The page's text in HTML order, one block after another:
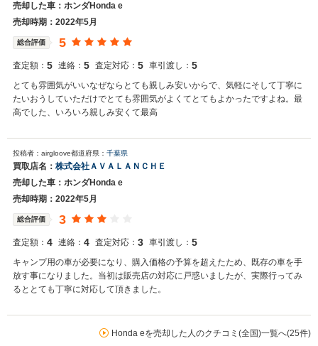
売却した車：ホンダHonda e
売却時期：2022年5月
総合評価 5
査定額： 5 連絡： 5 査定対応： 5 車引渡し： 5
とても雰囲気がいいなぜならとても親しみ安いからで、気軽にそして丁寧に
たいおうしていただけでとても雰囲気がよくてとてもよかったですよね。最
高でした、いろいろ親しみ安くて最高
投稿者：airgloove都道府県： 千葉県
買取店名： 株式会社ＡＶＡＬＡＮＣＨＥ
売却した車：ホンダHonda e
売却時期：2022年5月
総合評価 3
査定額： 4 連絡： 4 査定対応： 3 車引渡し： 5
キャンプ用の車が必要になり、購入価格の予算を超えたため、既存の車を手
放す事になりました。当初は販売店の対応に戸惑いましたが、実際行ってみ
るととても丁寧に対応して頂きました。
Honda eを売却した人のクチコミ(全国)一覧へ(25件)